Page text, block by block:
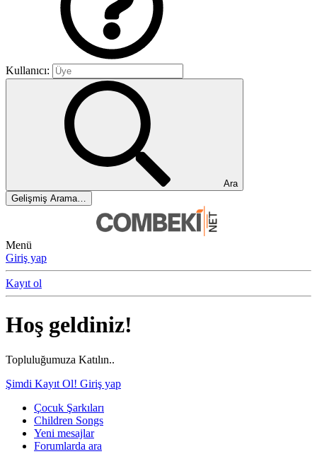
Kullanıcı:
Ara
Gelişmiş Arama…
Menü
Giriş yap
Kayıt ol
Hoş geldiniz!
Topluluğumuza Katılın..
Şimdi Kayıt Ol! Giriş yap
Çocuk Şarkıları
Children Songs
Yeni mesajlar
Forumlarda ara